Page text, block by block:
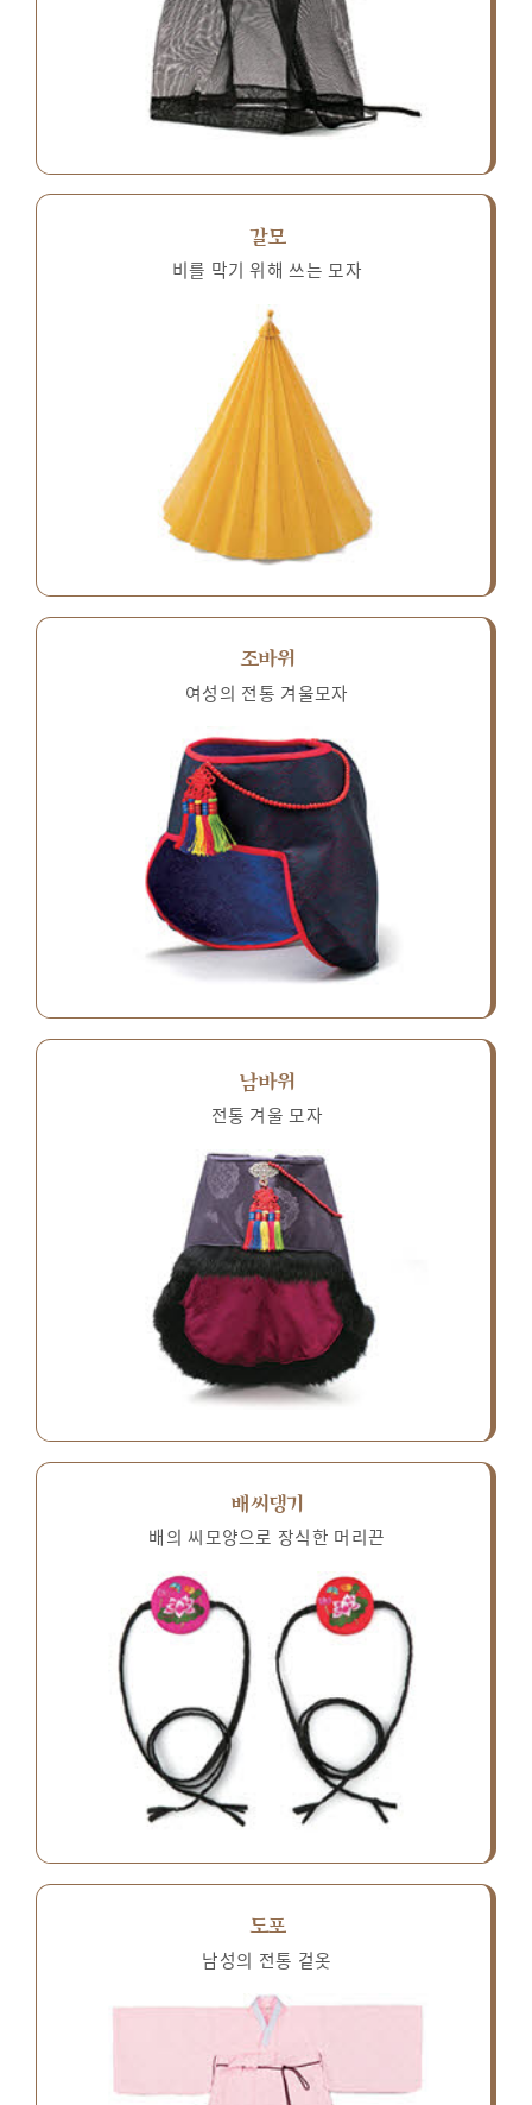
갈모
비를 막기 위해 쓰는 모자
조바위
여성의 전통 겨울모자
남바위
전통 겨울 모자
배씨댕기
배의 씨모양으로 장식한 머리끈
도포
남성의 전통 겉옷